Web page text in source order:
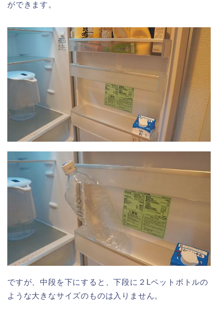
ができます。
ですが、中段を下にすると、下段に２Lペットボトルの
ような大きなサイズのものは入りません。